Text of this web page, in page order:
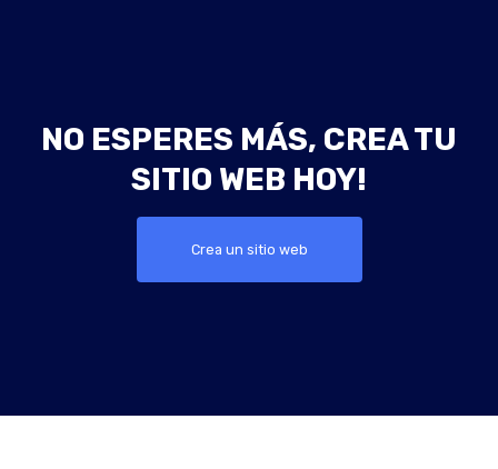
NO ESPERES MÁS, CREA TU
SITIO WEB HOY!
Crea un sitio web